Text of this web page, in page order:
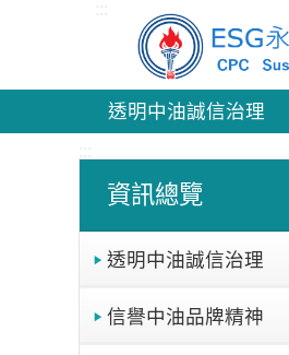
跳到主要內容區塊
透明中油誠信治理
資訊總覽
透明中油誠信治理
信譽中油品牌精神